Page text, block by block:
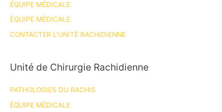
ÉQUIPE MÉDICALE
ÉQUIPE MÉDICALE
CONTACTER L’UNITÉ RACHIDIENNE
Unité de Chirurgie Rachidienne
PATHOLOGIES DU RACHIS
ÉQUIPE MÉDICALE